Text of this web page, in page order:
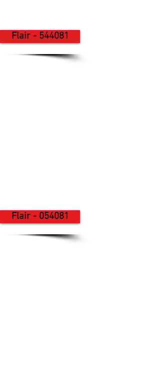
Flair - 054081
Flair - 544081